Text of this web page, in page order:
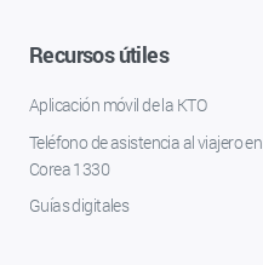
Recursos útiles
Aplicación móvil de la KTO
Teléfono de asistencia al viajero en
Corea 1330
Guías digitales